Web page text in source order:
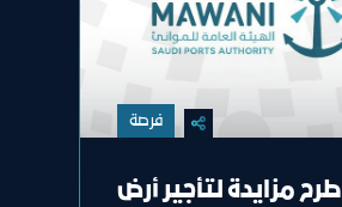
فرصة
طرح مزايدة لتأجير أرض